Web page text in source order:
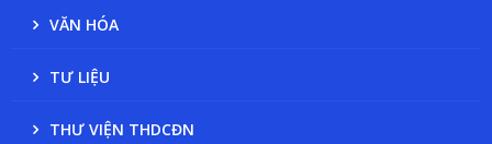
VĂN HÓA
TƯ LIỆU
THƯ VIỆN THDCĐN